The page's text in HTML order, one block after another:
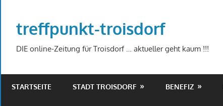
springen
treffpunkt-troisdorf
DIE online-Zeitung für Troisdorf … aktueller geht kaum !!!
STARTSEITE STADT TROISDORF BENEFIZ